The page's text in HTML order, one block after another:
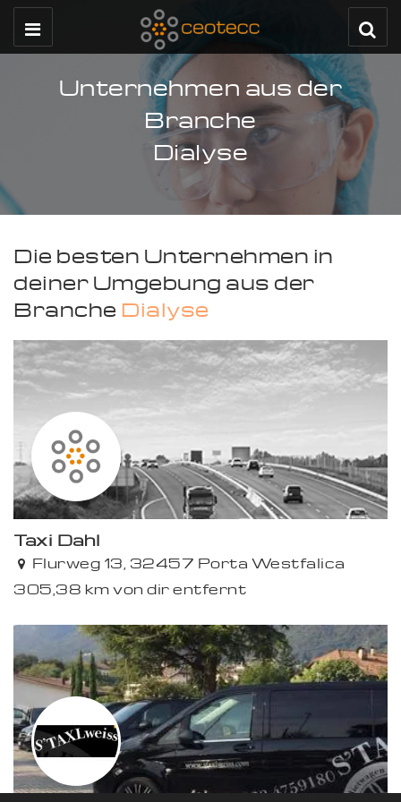
Unternehmen aus der
Branche
Dialyse
Die besten Unternehmen in
deiner Umgebung aus der
Branche Dialyse
Taxi Dahl
Flurweg 13, 32457 Porta Westfalica
305,38 km von dir entfernt